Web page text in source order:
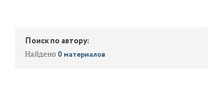
Поиск по автору:
Найдено 0 материалов